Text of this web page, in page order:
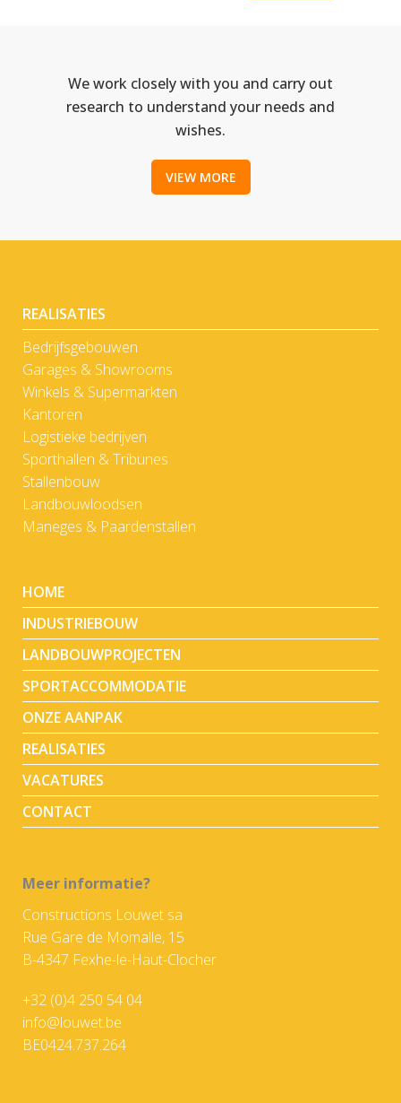
We work closely with you and carry out
research to understand your needs and
wishes.
VIEW MORE
REALISATIES
Bedrijfsgebouwen
Garages & Showrooms
Winkels & Supermarkten
Kantoren
Logistieke bedrijven
Sporthallen & Tribunes
Stallenbouw
Landbouwloodsen
Maneges & Paardenstallen
HOME
INDUSTRIEBOUW
LANDBOUWPROJECTEN
SPORTACCOMMODATIE
ONZE AANPAK
REALISATIES
VACATURES
CONTACT
Meer informatie?
Constructions Louwet sa
Rue Gare de Momalle, 15
B-4347 Fexhe-le-Haut-Clocher
+32 (0)4 250 54 04
info@louwet.be
BE0424.737.264